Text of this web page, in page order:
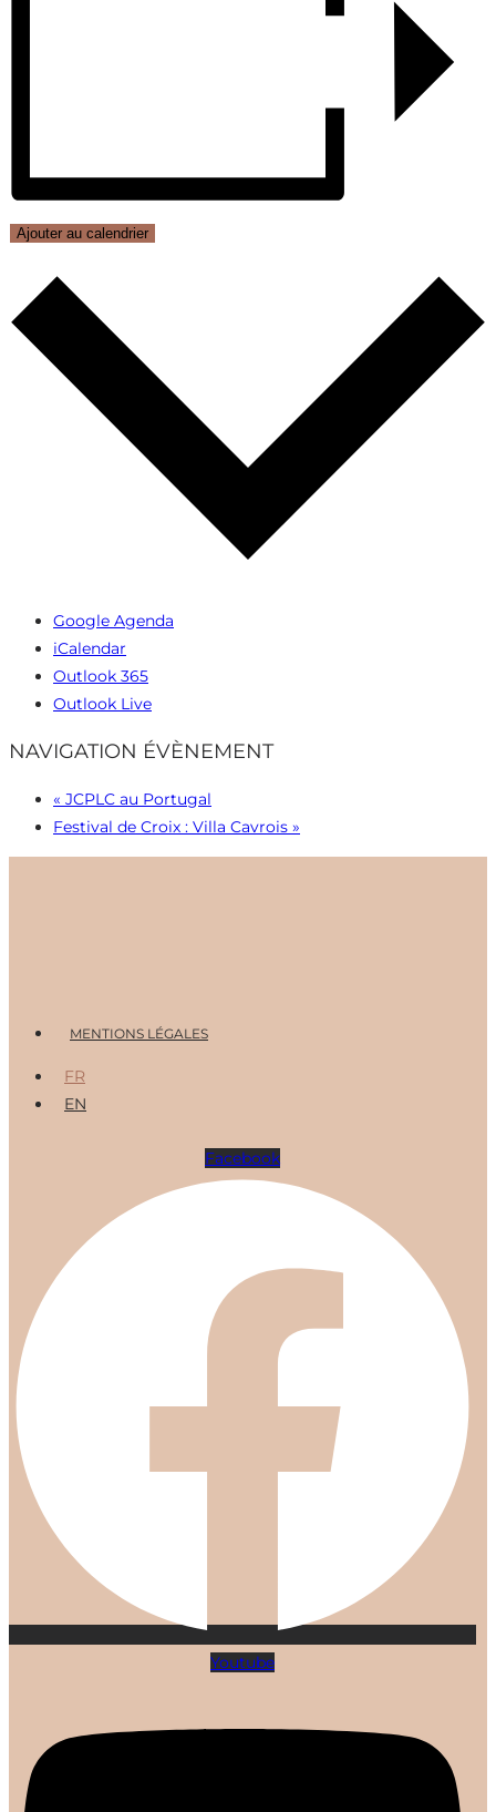
Ajouter au calendrier
Google Agenda
iCalendar
Outlook 365
Outlook Live
NAVIGATION ÉVÈNEMENT
« JCPLC au Portugal
Festival de Croix : Villa Cavrois »
Menu MENTIONS LÉGALES
FR
EN
Facebook
Youtube